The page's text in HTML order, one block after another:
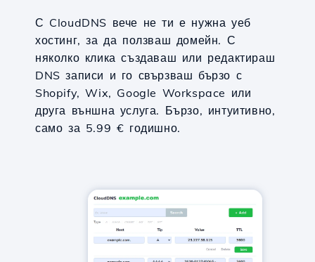
С CloudDNS вече не ти е нужна уеб
хостинг, за да ползваш домейн. С
няколко клика създаваш или редактираш
DNS записи и го свързваш бързо с
Shopify, Wix, Google Workspace или
друга външна услуга. Бързо, интуитивно,
само за 5.99 € годишно.